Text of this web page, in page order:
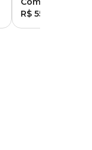
R$ 550.000